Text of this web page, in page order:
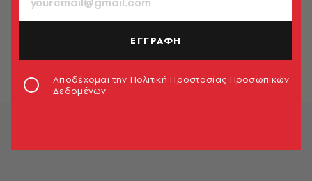
Νέος πονοκέφαλος για την
Μπάκιγχαμ
ΕΓΓΡΑΦΗ
Αποδέχομαι την Πολιτική Προστασίας Προσωπικών
Δεδομένων